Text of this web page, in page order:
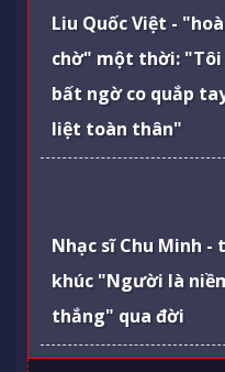
Liu Quốc Việt -
chờ" một thời: "Tôi
bất ngờ co quắp
liệt toàn thân"
Nhạc sĩ Chu Minh -
khúc "Người là
thắng" qua đời